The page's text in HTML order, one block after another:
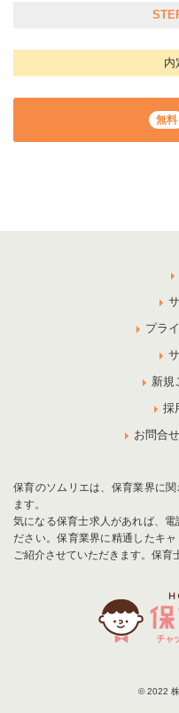
内
無料
プラ
新規
採
お問合
保育のソムリエは、保育業界に
ます。
気になる保育士求人があれば、
ださい。保育業界に精通したキ
ご紹介させていただきます。保育
© 2022